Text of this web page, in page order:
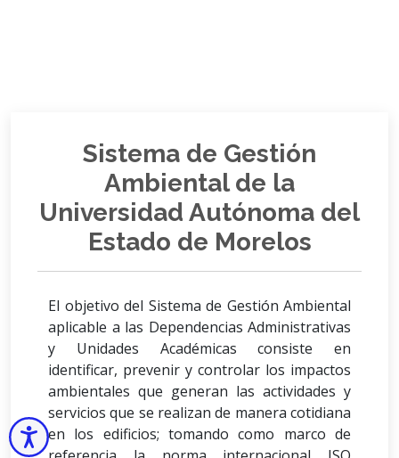
Accesibilidad
Sistema de Gestión
Ambiental de la
Universidad Autónoma del
Estado de Morelos